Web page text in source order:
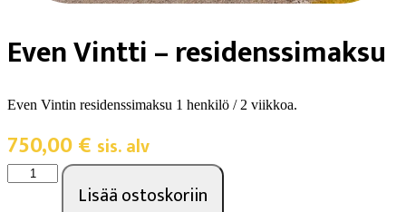
Even Vintti – residenssimaksu
Even Vintin residenssimaksu 1 henkilö / 2 viikkoa.
750,00€ sis. alv
Lisää ostoskoriin